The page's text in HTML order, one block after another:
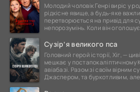
Молодий чоловік Генрі виріс у
рідкісне явище, а будь-яке
перетворюється на привід для
непорозумінь. Коли він
Сузір’я великого пса
Головний герой історії, Хіг, —
мешкає у постапокаліптичному
авіабазі. Разом зі своїм вірним
Джаспером, та буркотливим,